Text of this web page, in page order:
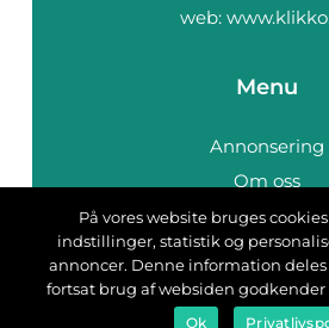
web:
Menu
Annonsering
Om oss
Cookies
Kontakta oss
Sitemap
På vores website bruges
indstillinger, statistik og
annoncer. Denne information
fortsat brug af websiden
Ok